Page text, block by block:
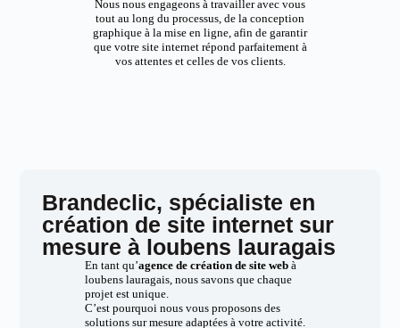
Nous nous engageons à travailler avec vous
tout au long du processus, de la conception
graphique à la mise en ligne, afin de garantir
que votre site internet répond parfaitement à
vos attentes et celles de vos clients.
Brandeclic, spécialiste en
création de site internet sur
mesure à loubens lauragais
En tant qu’agence de création de site webà
loubens lauragais, nous savons que chaque
projet est unique.
C’est pourquoi nous vous proposons des
solutions sur mesure adaptées à votre activité.